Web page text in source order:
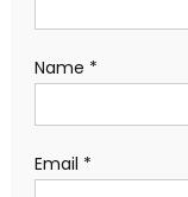
Name *
Email *